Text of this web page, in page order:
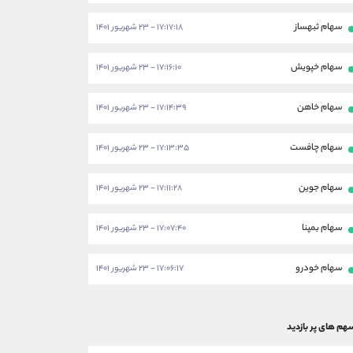
سهام ثبهساز ۱۷:۱۷:۱۸ - ۲۳ شهریور ۱۴۰۱
سهام خپویش ۱۷:۱۶:۱۰ - ۲۳ شهریور ۱۴۰۱
سهام خاهن ۱۷:۱۴:۳۹ - ۲۳ شهریور ۱۴۰۱
سهام چافست ۱۷:۱۳:۳۵ - ۲۳ شهریور ۱۴۰۱
سهام جوین ۱۷:۱۱:۲۸ - ۲۳ شهریور ۱۴۰۱
سهام بمپنا ۱۷:۰۷:۴۰ - ۲۳ شهریور ۱۴۰۱
سهام خودرو ۱۷:۰۶:۱۷ - ۲۳ شهریور ۱۴۰۱
های پر بازدید